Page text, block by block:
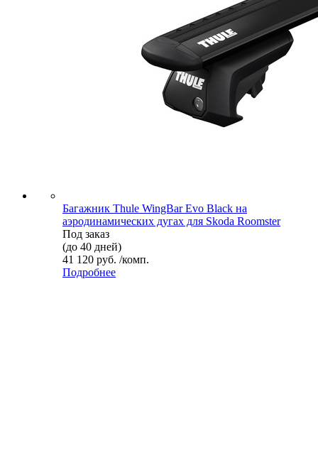
Багажник Thule WingBar Evo Black на
аэродинамических дугах для Skoda Roomster
Под заказ
(до 40 дней)
41 120 руб. /комп.
Подробнее